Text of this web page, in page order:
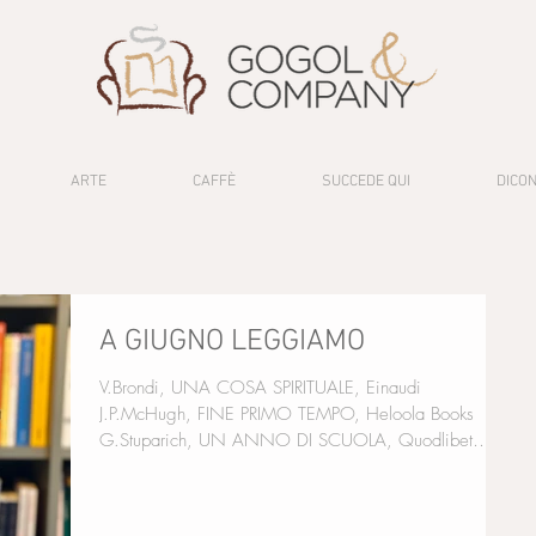
ARTE CAFFÈ SUCCEDE QUI
A GIUGNO LEGGIAMO
V.Brondi, UNA COSA SPIRITUALE, Einaudi
J.P.McHugh, FINE PRIMO TEMPO, Heloola Books
G.Stuparich, UN ANNO DI SCUOLA, Quodlibet